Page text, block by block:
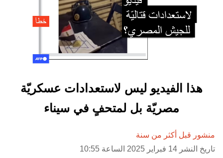
هذا الفيديو ليس لاستعدادات عسكريّة
مصريّة بل لمتحفٍ في سيناء
منشور قبل أكثر من سنة
تاريخ النشر 14 فبراير 2025 الساعة 10:55